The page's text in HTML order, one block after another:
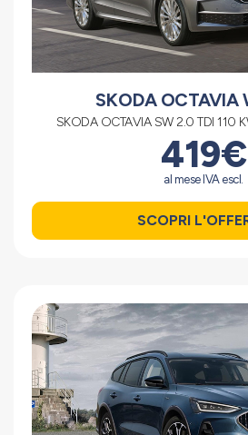
SKODA OCTAVIA
SKODA OCTAVIA SW 2.0 TDI 110
419€
al mese IVA escl.
SCOPRI